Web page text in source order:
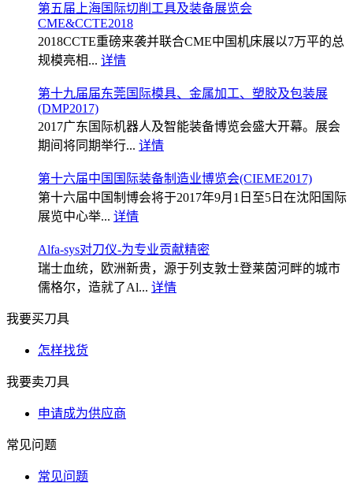
第五届上海国际切削工具及装备展览会
CME&CCTE2018
2018CCTE重磅来袭并联合CME中国机床展以7万平的总
规模亮相... 详情
第十九届届东莞国际模具、金属加工、塑胶及包装展
(DMP2017)
2017广东国际机器人及智能装备博览会盛大开幕。展会
期间将同期举行... 详情
第十六届中国国际装备制造业博览会(CIEME2017)
第十六届中国制博会将于2017年9月1日至5日在沈阳国际
展览中心举... 详情
Alfa-sys对刀仪-为专业贡献精密
瑞士血统，欧洲新贵，源于列支敦士登莱茵河畔的城市
儒格尔，造就了Al... 详情
我要买刀具
怎样找货
我要卖刀具
申请成为供应商
常见问题
常见问题